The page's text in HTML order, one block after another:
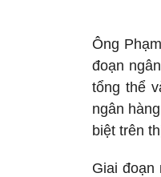
Ông
đoạn
tổng thể
ngân
biệt trên
Giai đoạn